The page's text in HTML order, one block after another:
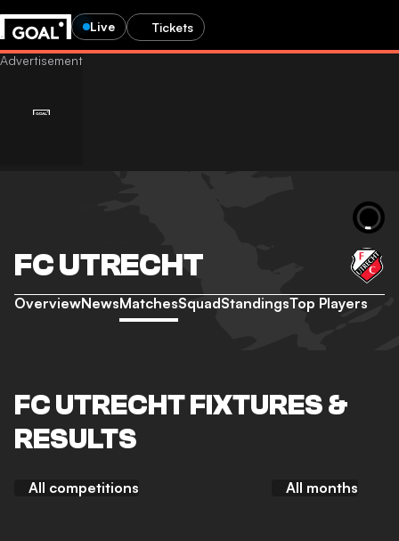
Live Tickets
FC UTRECHT
OverviewNewsMatchesSquadStandingsTop Players
FC UTRECHT FIXTURES &
RESULTS
All competitions All months